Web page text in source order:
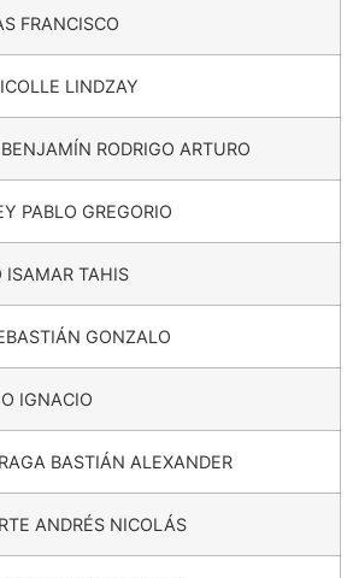
FRANCISCO
LINDZAY
RODRIGO ARTURO
PABLO GREGORIO
ISAMAR TAHIS
GONZALO
IGNACIO
BASTIÁN ALEXANDER
ANDRÉS NICOLÁS